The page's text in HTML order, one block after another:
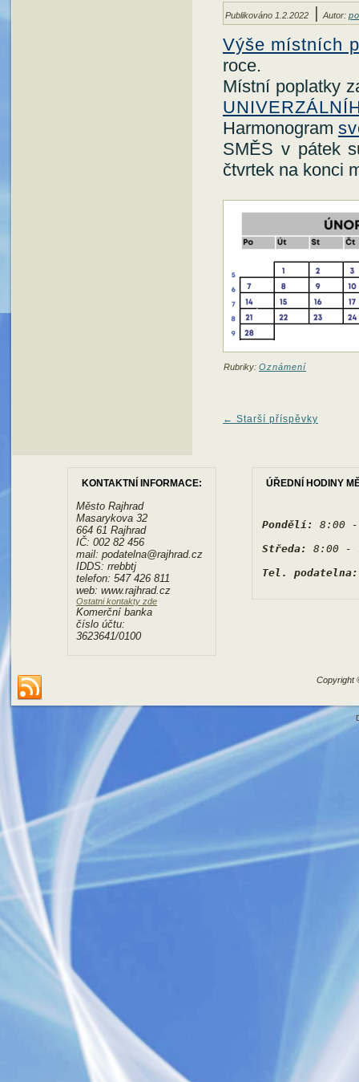
Publikováno 1.2.2022 |Autor:
Výše místních
roce.
Místní poplatky
Harmonogram
SMĚS v pátek
čtvrtek na konci
Rubriky: Oznámení
← Starší příspěvky
KONTAKTNÍ INFORMACE:
Město Rajhrad
Masarykova 32
664 61 Rajhrad
IČ: 002 82 456
mail: podatelna@rajhrad.cz
IDDS: rrebbtj
telefon: 547 426 811
web: www.rajhrad.cz
Ostatni kontakty zde
Komerční banka
číslo účtu:
3623641/0100
ÚŘEDNÍ HODINY
Pondělí: 8:00 -
Středa: 8:00 -
Tel. podatelna:
Copyright